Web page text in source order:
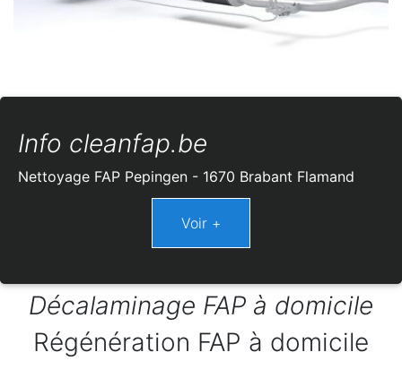
Info cleanfap.be
Nettoyage FAP Pepingen - 1670 Brabant Flamand
Décalaminage FAP à domicile
Régénération FAP à domicile